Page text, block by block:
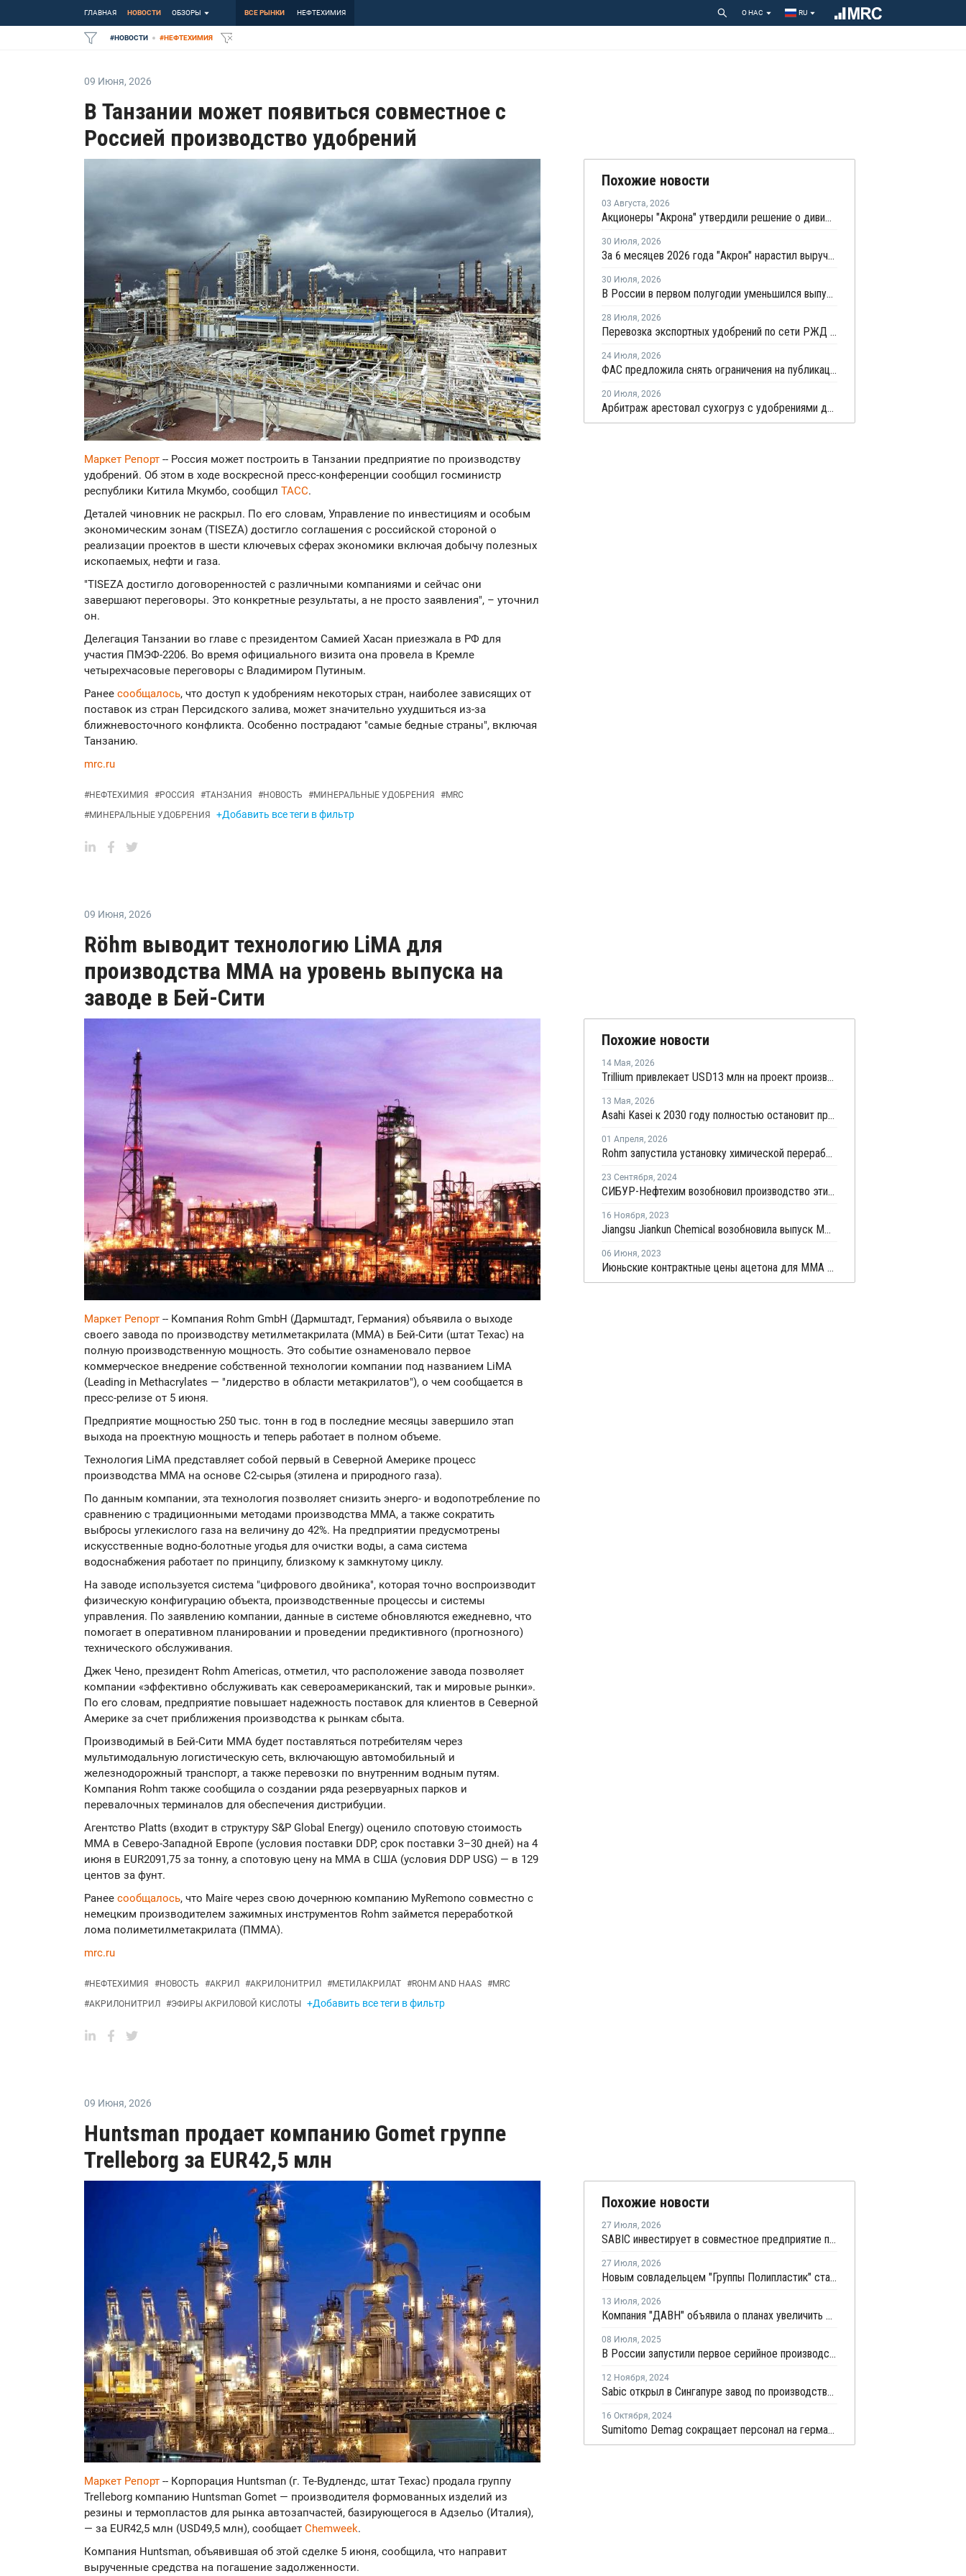
ГЛАВНАЯ НОВОСТИ ОБЗОРЫ ВСЕ РЫНКИ НЕФТЕХИМИЯ О НАС RU
#НОВОСТИ #НЕФТЕХИМИЯ
09 Июня, 2026
В Танзании может появиться совместное с
Россией производство удобрений
Маркет Репорт -- Россия может построить в Танзании предприятие по производству
удобрений. Об этом в ходе воскресной пресс-конференции сообщил госминистр
республики Китила Мкумбо, сообщил ТАСС.
Деталей чиновник не раскрыл. По его словам, Управление по инвестициям и особым
экономическим зонам (TISEZA) достигло соглашения с российской стороной о
реализации проектов в шести ключевых сферах экономики включая добычу полезных
ископаемых, нефти и газа.
"TISEZA достигло договоренностей с различными компаниями и сейчас они
завершают переговоры. Это конкретные результаты, а не просто заявления", – уточнил
он.
Делегация Танзании во главе с президентом Самией Хасан приезжала в РФ для
участия ПМЭФ-2206. Во время официального визита она провела в Кремле
четырехчасовые переговоры с Владимиром Путиным.
Ранее сообщалось, что доступ к удобрениям некоторых стран, наиболее зависящих от
поставок из стран Персидского залива, может значительно ухудшиться из-за
ближневосточного конфликта. Особенно пострадают "самые бедные страны", включая
Танзанию.
mrc.ru
#НЕФТЕХИМИЯ #РОССИЯ #ТАНЗАНИЯ #НОВОСТЬ #МИНЕРАЛЬНЫЕ УДОБРЕНИЯ #MRC
#МИНЕРАЛЬНЫЕ УДОБРЕНИЯ +Добавить все теги в фильтр
Похожие новости
03 Августа, 2026
Акционеры "Акрона" утвердили решение о дивидендах в 235 рублей на акцию
30 Июля, 2026
За 6 месяцев 2026 года "Акрон" нарастил выручку по РСБУ на 1,3%
30 Июля, 2026
В России в первом полугодии уменьшился выпуск азотных и фосфорных удобрений
28 Июля, 2026
Перевозка экспортных удобрений по сети РЖД в июне выросла на 11,2%
24 Июля, 2026
ФАС предложила снять ограничения на публикацию внебиржевых индексов на удобрения
20 Июля, 2026
Арбитраж арестовал сухогруз с удобрениями для китайской компании
09 Июня, 2026
Röhm выводит технологию LiMA для
производства ММА на уровень выпуска на
заводе в Бей-Сити
Маркет Репорт -- Компания Rohm GmbH (Дармштадт, Германия) объявила о выходе
своего завода по производству метилметакрилата (ММА) в Бей-Сити (штат Техас) на
полную производственную мощность. Это событие ознаменовало первое
коммерческое внедрение собственной технологии компании под названием LiMA
(Leading in Methacrylates — "лидерство в области метакрилатов"), о чем сообщается в
пресс-релизе от 5 июня.
Предприятие мощностью 250 тыс. тонн в год в последние месяцы завершило этап
выхода на проектную мощность и теперь работает в полном объеме.
Технология LiMA представляет собой первый в Северной Америке процесс
производства ММА на основе C2-сырья (этилена и природного газа).
По данным компании, эта технология позволяет снизить энерго- и водопотребление по
сравнению с традиционными методами производства ММА, а также сократить
выбросы углекислого газа на величину до 42%. На предприятии предусмотрены
искусственные водно-болотные угодья для очистки воды, а сама система
водоснабжения работает по принципу, близкому к замкнутому циклу.
На заводе используется система "цифрового двойника", которая точно воспроизводит
физическую конфигурацию объекта, производственные процессы и системы
управления. По заявлению компании, данные в системе обновляются ежедневно, что
помогает в оперативном планировании и проведении предиктивного (прогнозного)
технического обслуживания.
Джек Чено, президент Rohm Americas, отметил, что расположение завода позволяет
компании «эффективно обслуживать как североамериканский, так и мировые рынки».
По его словам, предприятие повышает надежность поставок для клиентов в Северной
Америке за счет приближения производства к рынкам сбыта.
Производимый в Бей-Сити ММА будет поставляться потребителям через
мультимодальную логистическую сеть, включающую автомобильный и
железнодорожный транспорт, а также перевозки по внутренним водным путям.
Компания Rohm также сообщила о создании ряда резервуарных парков и
перевалочных терминалов для обеспечения дистрибуции.
Агентство Platts (входит в структуру S&P Global Energy) оценило спотовую стоимость
ММА в Северо-Западной Европе (условия поставки DDP, срок поставки 3–30 дней) на 4
июня в EUR2091,75 за тонну, а спотовую цену на ММА в США (условия DDP USG) — в 129
центов за фунт.
Ранее сообщалось, что Maire через свою дочернюю компанию MyRemono совместно с
немецким производителем зажимных инструментов Rohm займется переработкой
лома полиметилметакрилата (ПММА).
mrc.ru
#НЕФТЕХИМИЯ #НОВОСТЬ #АКРИЛ #АКРИЛОНИТРИЛ #МЕТИЛАКРИЛАТ #ROHM AND HAAS #MRC
#АКРИЛОНИТРИЛ #ЭФИРЫ АКРИЛОВОЙ КИСЛОТЫ +Добавить все теги в фильтр
Похожие новости
14 Мая, 2026
Trillium привлекает USD13 млн на проект производства биоакрилонитрила
13 Мая, 2026
Asahi Kasei к 2030 году полностью остановит производство полиэтилена
01 Апреля, 2026
Rohm запустила установку химической переработки ПММА в Вормсе
23 Сентября, 2024
СИБУР-Нефтехим возобновил производство этилакрилата
16 Ноября, 2023
Jiangsu Jiankun Chemical возобновила выпуск ММА
06 Июня, 2023
Июньские контрактные цены ацетона для ММА в Европе снизились
09 Июня, 2026
Huntsman продает компанию Gomet группе
Trelleborg за EUR42,5 млн
Маркет Репорт -- Корпорация Huntsman (г. Те-Вудлендс, штат Техас) продала группу
Trelleborg компанию Huntsman Gomet — производителя формованных изделий из
резины и термопластов для рынка автозапчастей, базирующегося в Адзельо (Италия),
— за EUR42,5 млн (USD49,5 млн), сообщает Chemweek.
Компания Huntsman, объявившая об этой сделке 5 июня, сообщила, что направит
вырученные средства на погашение задолженности.
Похожие новости
27 Июля, 2026
SABIC инвестирует в совместное предприятие по выпуску термопластов в Китае
27 Июля, 2026
Новым совладельцем "Группы Полипластик" стал фонд "Прайм первый"
13 Июля, 2026
Компания "ДАВН" объявила о планах увеличить долю своей полимерной продукции в России
08 Июля, 2025
В России запустили первое серийное производство термопластичных композитов
12 Ноября, 2024
Sabic открыл в Сингапуре завод по производству смол
16 Октября, 2024
Sumitomo Demag сокращает персонал на германских площадках